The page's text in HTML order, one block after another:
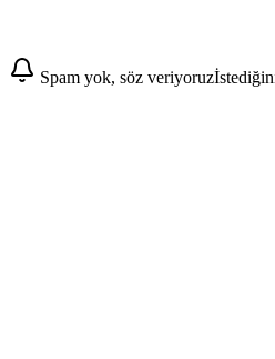
Abone Ol
Spam yok, söz veriyoruz